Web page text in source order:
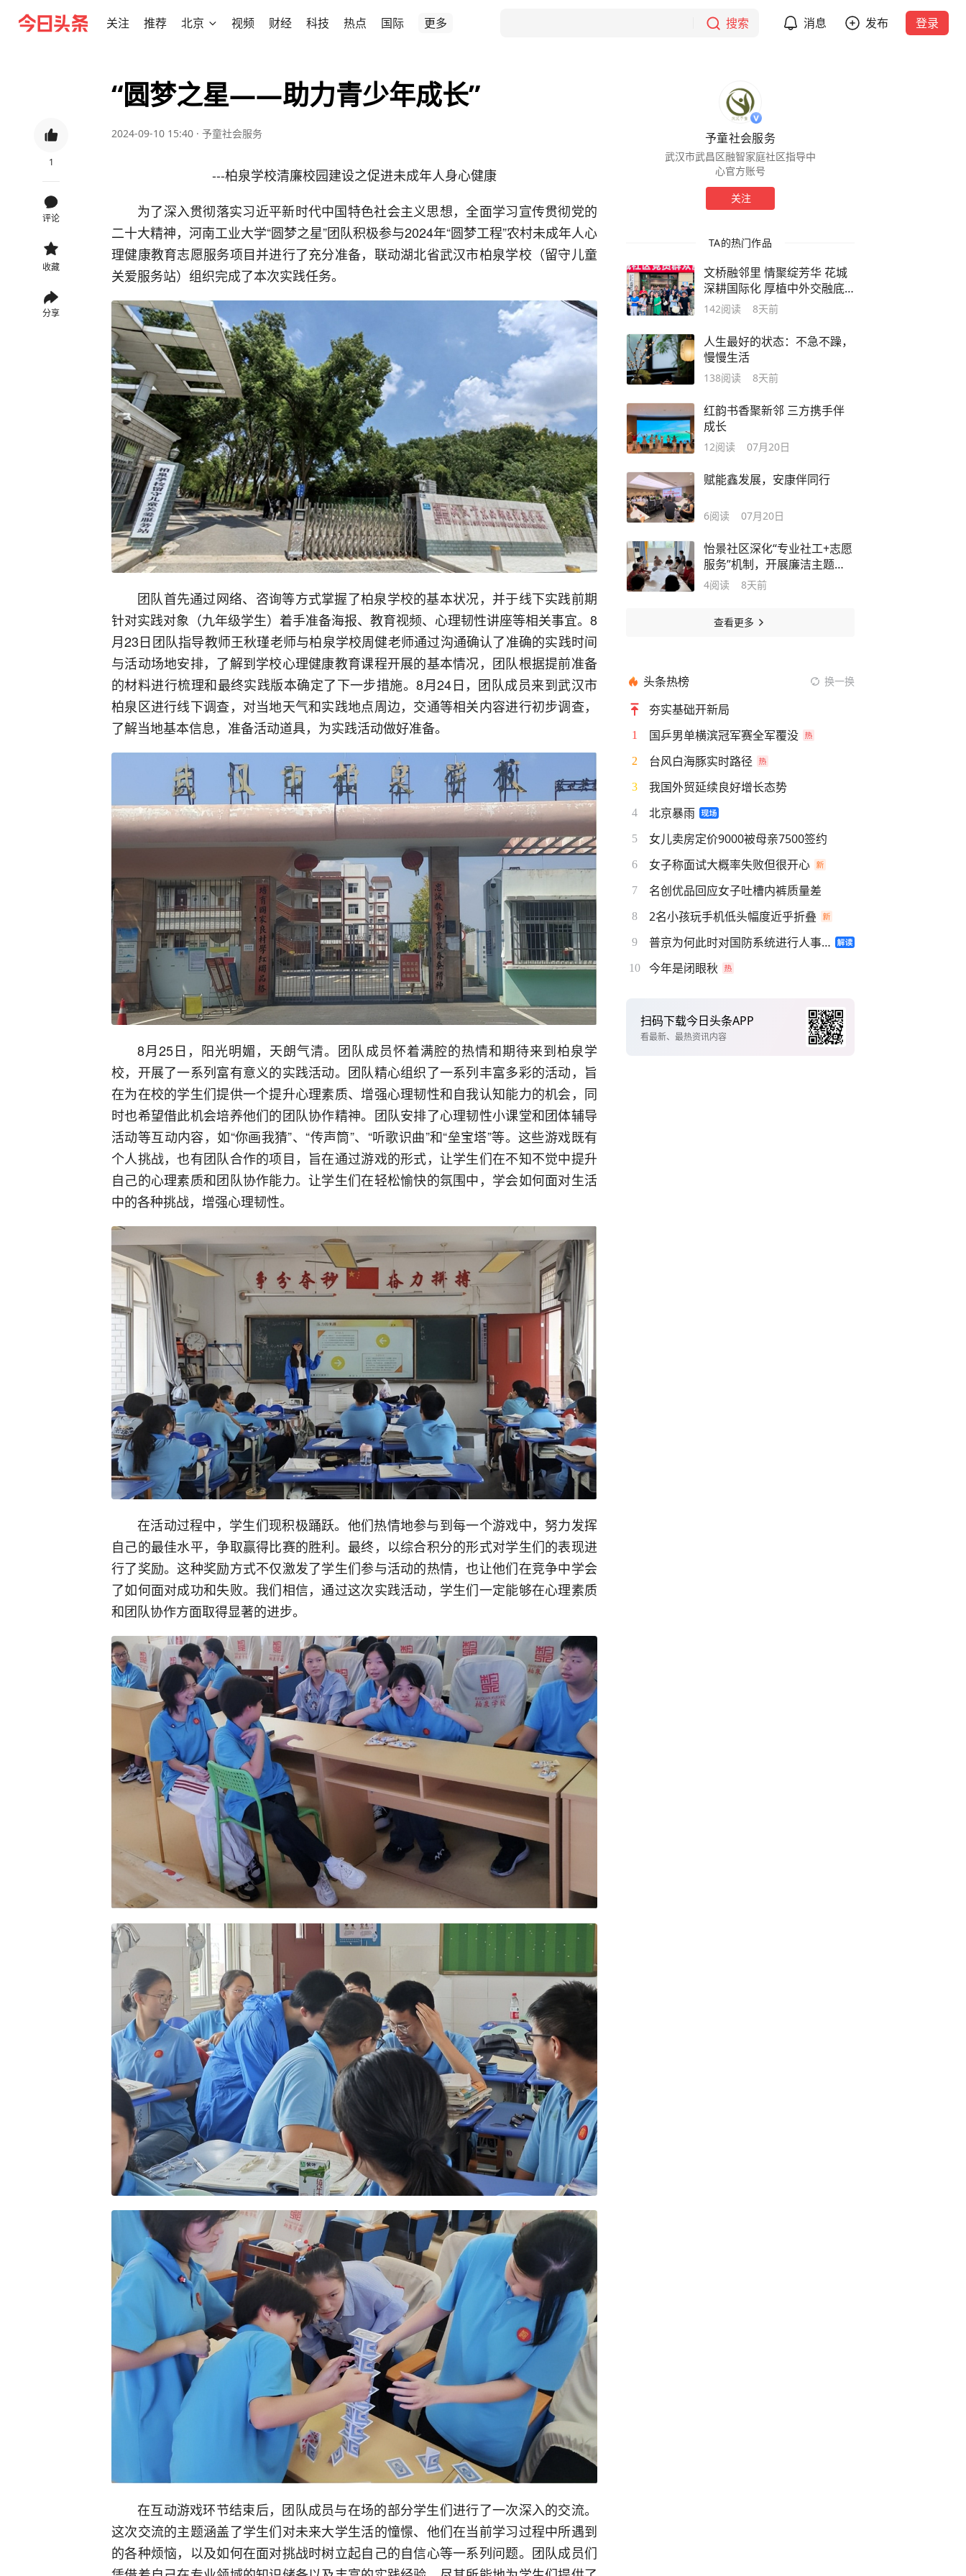
关注 推荐 北京 视频 财经 科技 热点 国际 更多 搜索 消息 发布 登录
1
评论
收藏
分享
“圆梦之星——助力青少年成长”
2024-09-10 15:40 · 予童社会服务
---柏泉学校清廉校园建设之促进未成年人身心健康
为了深入贯彻落实习近平新时代中国特色社会主义思想，全面学习宣传贯彻党的
二十大精神，河南工业大学“圆梦之星”团队积极参与2024年“圆梦工程”农村未成年人心
理健康教育志愿服务项目并进行了充分准备，联动湖北省武汉市柏泉学校（留守儿童
关爱服务站）组织完成了本次实践任务。
团队首先通过网络、咨询等方式掌握了柏泉学校的基本状况，并于线下实践前期
针对实践对象（九年级学生）着手准备海报、教育视频、心理韧性讲座等相关事宜。8
月23日团队指导教师王秋瑾老师与柏泉学校周健老师通过沟通确认了准确的实践时间
与活动场地安排，了解到学校心理健康教育课程开展的基本情况，团队根据提前准备
的材料进行梳理和最终实践版本确定了下一步措施。8月24日，团队成员来到武汉市
柏泉区进行线下调查，对当地天气和实践地点周边，交通等相关内容进行初步调查，
了解当地基本信息，准备活动道具，为实践活动做好准备。
8月25日，阳光明媚，天朗气清。团队成员怀着满腔的热情和期待来到柏泉学
校，开展了一系列富有意义的实践活动。团队精心组织了一系列丰富多彩的活动，旨
在为在校的学生们提供一个提升心理素质、增强心理韧性和自我认知能力的机会，同
时也希望借此机会培养他们的团队协作精神。团队安排了心理韧性小课堂和团体辅导
活动等互动内容，如“你画我猜”、“传声筒”、“听歌识曲”和“垒宝塔”等。这些游戏既有
个人挑战，也有团队合作的项目，旨在通过游戏的形式，让学生们在不知不觉中提升
自己的心理素质和团队协作能力。让学生们在轻松愉快的氛围中，学会如何面对生活
中的各种挑战，增强心理韧性。
在活动过程中，学生们现积极踊跃。他们热情地参与到每一个游戏中，努力发挥
自己的最佳水平，争取赢得比赛的胜利。最终，以综合积分的形式对学生们的表现进
行了奖励。这种奖励方式不仅激发了学生们参与活动的热情，也让他们在竞争中学会
了如何面对成功和失败。我们相信，通过这次实践活动，学生们一定能够在心理素质
和团队协作方面取得显著的进步。
在互动游戏环节结束后，团队成员与在场的部分学生们进行了一次深入的交流。
这次交流的主题涵盖了学生们对未来大学生活的憧憬、他们在当前学习过程中所遇到
的各种烦恼，以及如何在面对挑战时树立起自己的自信心等一系列问题。团队成员们
予童社会服务
武汉市武昌区融智家庭社区指导中
心官方账号
关注
TA的热门作品
文桥融邻里 情聚绽芳华 花城
深耕国际化 厚植中外交融底
色
142阅读 8天前
人生最好的状态：不急不躁，
慢慢生活
138阅读 8天前
红韵书香聚新邻 三方携手伴
成长
12阅读 07月20日
赋能鑫发展，安康伴同行
6阅读 07月20日
怡景社区深化“专业社工+志愿
服务”机制，开展廉洁主题文
化活动
4阅读 8天前
查看更多
头条热榜 换一换
夯实基础开新局
1 国乒男单横滨冠军赛全军覆没
2 台风白海豚实时路径
3 我国外贸延续良好增长态势
4 北京暴雨
5 女儿卖房定价9000被母亲7500签约
6 女子称面试大概率失败但很开心
7 名创优品回应女子吐槽内裤质量差
8 2名小孩玩手机低头幅度近乎折叠
9 普京为何此时对国防系统进行人事调整
10 今年是闭眼秋
扫码下载今日头条APP
看最新、最热资讯内容